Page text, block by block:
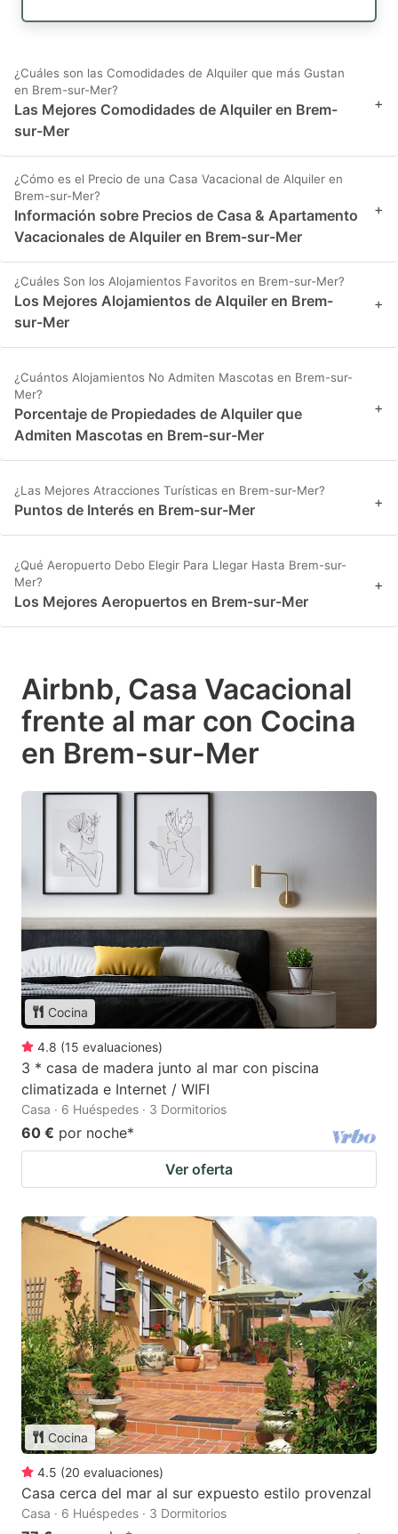
¿Cuáles son las Comodidades de Alquiler que más Gustan
en Brem-sur-Mer?
Las Mejores Comodidades de Alquiler en Brem-
sur-Mer
+
¿Cómo es el Precio de una Casa Vacacional de Alquiler en
Brem-sur-Mer?
Información sobre Precios de Casa & Apartamento
Vacacionales de Alquiler en Brem-sur-Mer
+
¿Cuáles Son los Alojamientos Favoritos en Brem-sur-Mer?
Los Mejores Alojamientos de Alquiler en Brem-
sur-Mer
+
¿Cuántos Alojamientos No Admiten Mascotas en Brem-sur-
Mer?
Porcentaje de Propiedades de Alquiler que
Admiten Mascotas en Brem-sur-Mer
+
¿Las Mejores Atracciones Turísticas en Brem-sur-Mer?
Puntos de Interés en Brem-sur-Mer +
¿Qué Aeropuerto Debo Elegir Para Llegar Hasta Brem-sur-
Mer?
Los Mejores Aeropuertos en Brem-sur-Mer
+
Airbnb, Casa Vacacional
frente al mar con Cocina
en Brem-sur-Mer
Cocina
4.8 (15 evaluaciones)
3 * casa de madera junto al mar con piscina
climatizada e Internet / WIFI
Casa · 6 Huéspedes · 3 Dormitorios
60 € por noche*
Ver oferta
Cocina
4.5 (20 evaluaciones)
Casa cerca del mar al sur expuesto estilo provenzal
Casa · 6 Huéspedes · 3 Dormitorios